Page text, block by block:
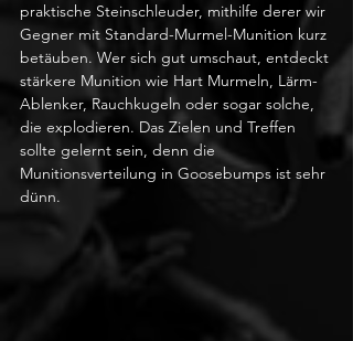
praktische Steinschleuder, mithilfe derer wir
Gegner mit Standard-Murmel-Munition kurz
betäuben. Wer sich gut umschaut, entdeckt
stärkere Munition wie Hart Murmeln, Lärm-
Ablenker, Rauchkugeln oder sogar solche,
die explodieren. Das Zielen und Treffen
sollte gelernt sein, denn die
Munitionsverteilung in Goosebumps ist sehr
dünn.